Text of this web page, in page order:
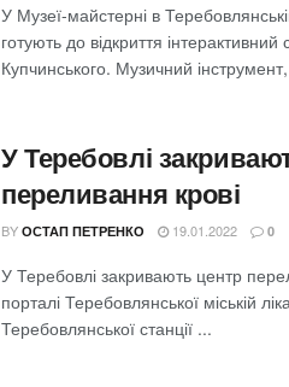
У Музеї-майстерні в
готують до відкриття
Купчинського. Музичний
У Теребовлі
переливання крові
BY ОСТАП ПЕТРЕНКО 19.01.2022 0
У Теребовлі закривають центр
порталі Теребовлянської міській
Теребовлянської станції ...